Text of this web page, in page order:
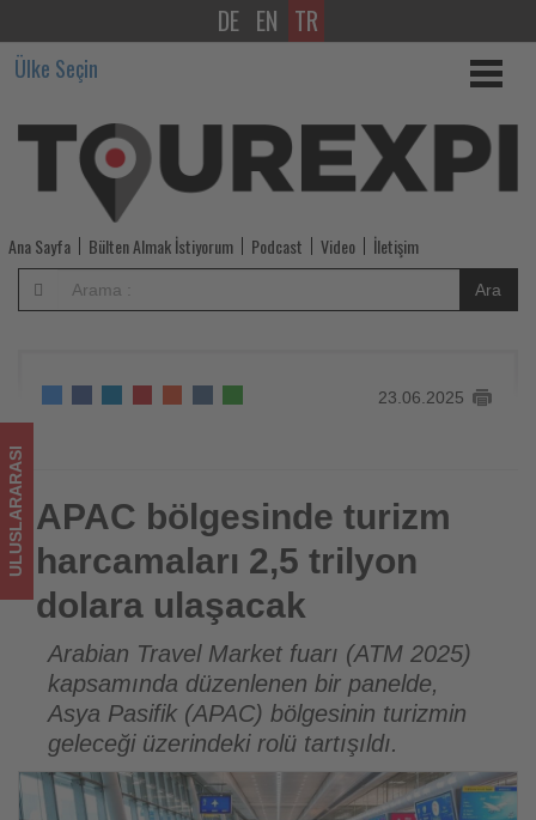
APAC
bölgesinde
turizm
harcamaları
2,5
trilyon
dolara
ulaşacak
-
Tourexpi,
sizler
için
turizmde
olup
bitenleri
takip
ediyor!
DE EN TR
Ülke Seçin
Ana Sayfa Bülten Almak İstiyorum Podcast Video İletişim
Ara
23.06.2025
APAC bölgesinde turizm harcamaları 2,5 trilyon dolara
ulaşacak
ULUSLARARASI APAC bölgesinde turizm
harcamaları 2,5 trilyon
dolara ulaşacak
Arabian Travel Market fuarı (ATM 2025)
kapsamında düzenlenen bir panelde,
Asya Pasifik (APAC) bölgesinin turizmin
geleceği üzerindeki rolü tartışıldı.